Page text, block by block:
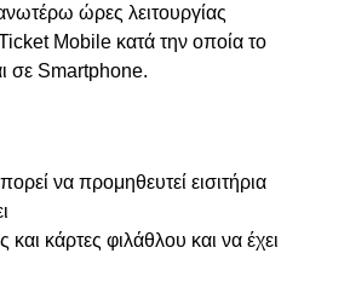
ώρες λειτουργίας
Mobile κατά την οποία το
σε Smartphone.
να προμηθευτεί εισιτήρια
και κάρτες φιλάθλου και να έχει